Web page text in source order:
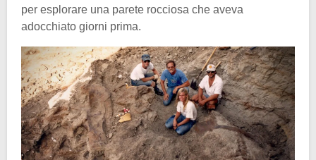
per esplorare una parete rocciosa che aveva
adocchiato giorni prima.